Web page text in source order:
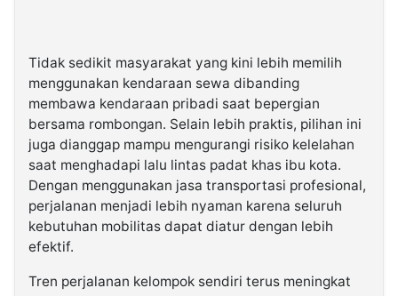
Tidak sedikit masyarakat yang kini lebih memilih
menggunakan kendaraan sewa dibanding
membawa kendaraan pribadi saat bepergian
bersama rombongan. Selain lebih praktis, pilihan ini
juga dianggap mampu mengurangi risiko kelelahan
saat menghadapi lalu lintas padat khas ibu kota.
Dengan menggunakan jasa transportasi profesional,
perjalanan menjadi lebih nyaman karena seluruh
kebutuhan mobilitas dapat diatur dengan lebih
efektif.
Tren perjalanan kelompok sendiri terus meningkat